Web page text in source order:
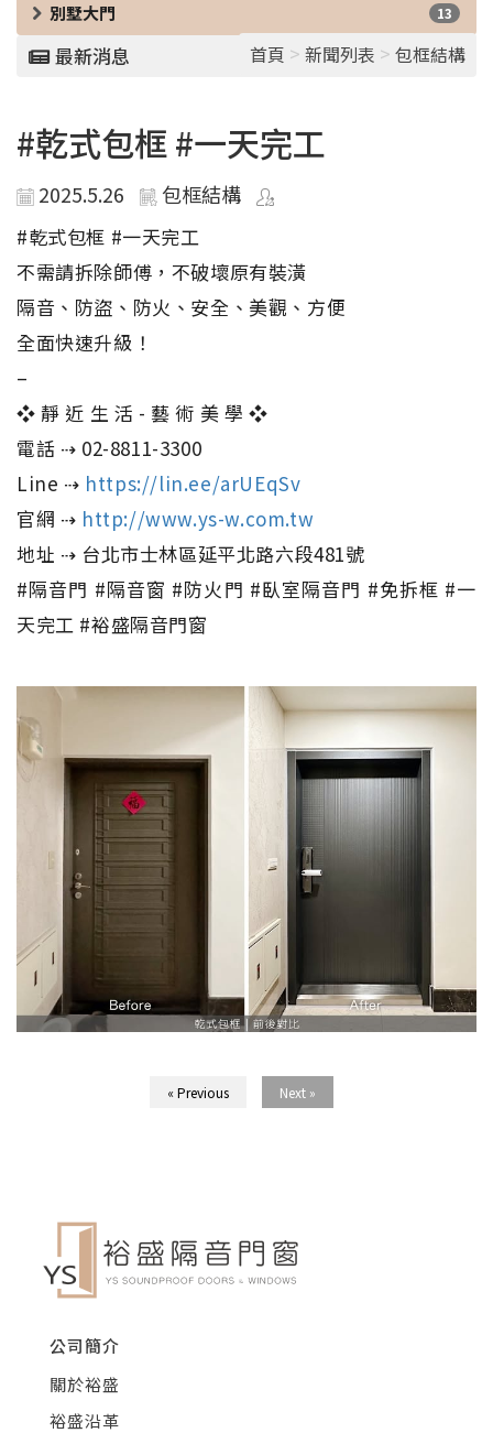
別墅大門 13
最新消息 首頁 > 新聞列表 > 包框結構
#乾式包框 #一天完工
2025.5.26 包框結構
#乾式包框 #一天完工
不需請拆除師傅，不破壞原有裝潢
隔音、防盜、防火、安全、美觀、方便
全面快速升級！
–
❖ 靜 近 生 活 - 藝 術 美 學 ❖
電話 ⇢ 02-8811-3300
Line ⇢ https://lin.ee/arUEqSv
官網 ⇢ http://www.ys-w.com.tw
地址 ⇢ 台北市士林區延平北路六段481號
#隔音門 #隔音窗 #防火門 #臥室隔音門 #免拆框 #一
天完工 #裕盛隔音門窗
« Previous Next »
公司簡介
關於裕盛
裕盛沿革